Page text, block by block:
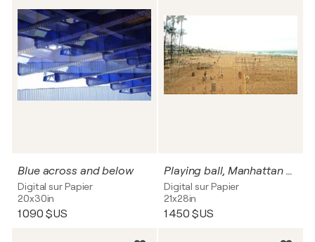
Blue across and below
Digital sur Papier
20x30in
1 090 $US
Playing ball, Manhattan beach, Los Angeles
Digital sur Papier
21x28in
1 450 $US